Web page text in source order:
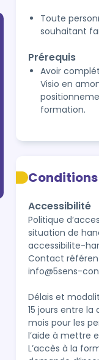
Toute
souhaitant
Prérequis
Avoir
Visio en
formation.
Accessibilité
Politique
situation de
accessibilite-
Contact référent
info@5sens-
Délais et
15 jours entre
mois pour les
l’aide à mettre
L’accès à la